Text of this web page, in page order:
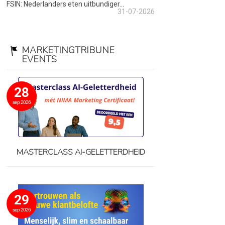
FSIN: Nederlanders eten uitbundiger...
31-07-2026
MARKETINGTRIBUNE
EVENTS
28
sep 2026
MASTERCLASS AI-GELETTERDHEID
29
sep 2026